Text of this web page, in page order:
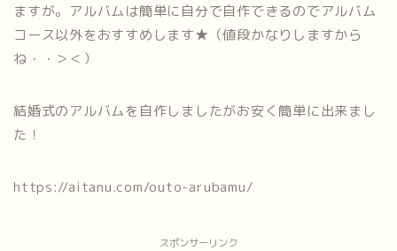
ますが。アルバムは簡単に自分で自作できるのでアルバム
コース以外をおすすめします★（値段かなりしますから
ね・・＞＜）
結婚式のアルバムを自作しましたがお安く簡単に出来まし
た！
https://aitanu.com/outo-arubamu/
スポンサーリンク